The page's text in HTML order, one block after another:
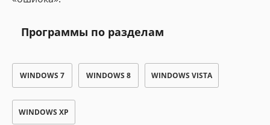
Программы по разделам
WINDOWS 7 WINDOWS 8 WINDOWS VISTA
WINDOWS XP